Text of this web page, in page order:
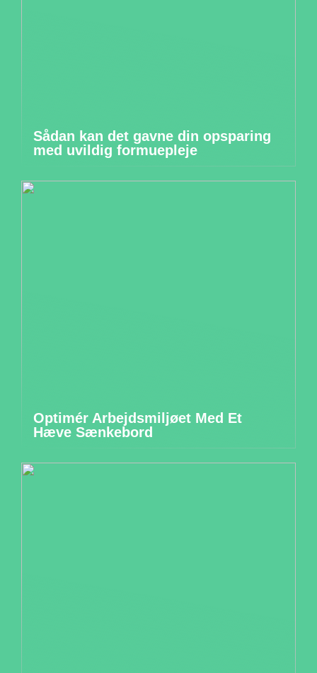
Sådan kan det gavne din opsparing
med uvildig formuepleje
Optimér Arbejdsmiljøet Med Et
Hæve Sænkebord